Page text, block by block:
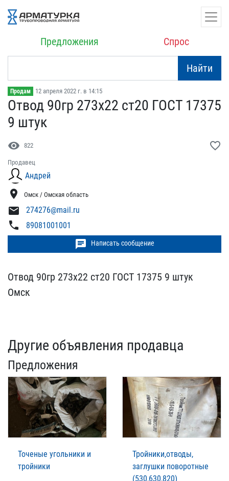
Предложения Спрос
Найти
Продам 12 апреля 2022 г. в 14:15
Отвод 90гр 273х22 ст20 Г​ОСТ 17375
9 штук
visibility 822 favorite_border
Продавец
Андрей
location_on Омск / Омская область
mail 274276@mail.ru
phone 89081001001
chat Написать сообщение
Отвод 90гр 273х22 ст20 Г​ОСТ 17375 9 штук
Омск
Другие объявления продавца
Предложения
Точеные угольники и
тройники
Тройники,отводы,
заглушки поворотные
(530,630,820)